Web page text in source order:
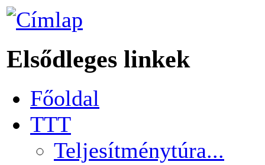
Elsődleges linkek
Főoldal
TTT
Teljesítménytúra...